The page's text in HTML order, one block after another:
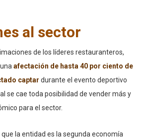
al sector
de los líderes restauranteros,
afectación de hasta 40 por ciento de
captar durante el evento deportivo
se cae toda posibilidad de vender más y
para el sector.
la entidad es la segunda economía